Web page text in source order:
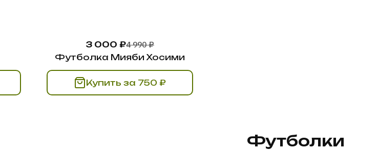
3 000 ₽4 990 ₽
Футболка Мияби Хосими
Купить за 750 ₽
Футболки